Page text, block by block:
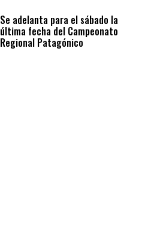
Se adelanta para el sábado la
última fecha del Campeonato
Regional Patagónico